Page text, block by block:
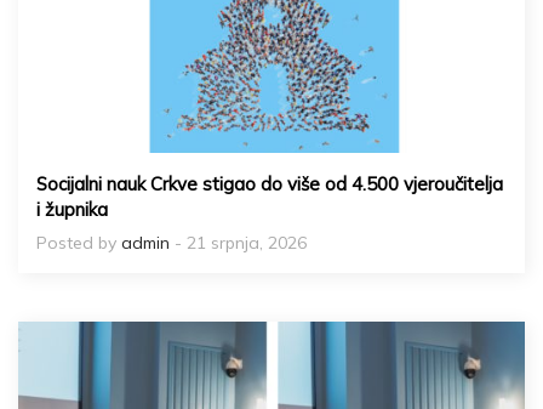
Socijalni nauk Crkve stigao do više od 4.500 vjeroučitelja
i župnika
Posted by admin - 21 srpnja, 2026